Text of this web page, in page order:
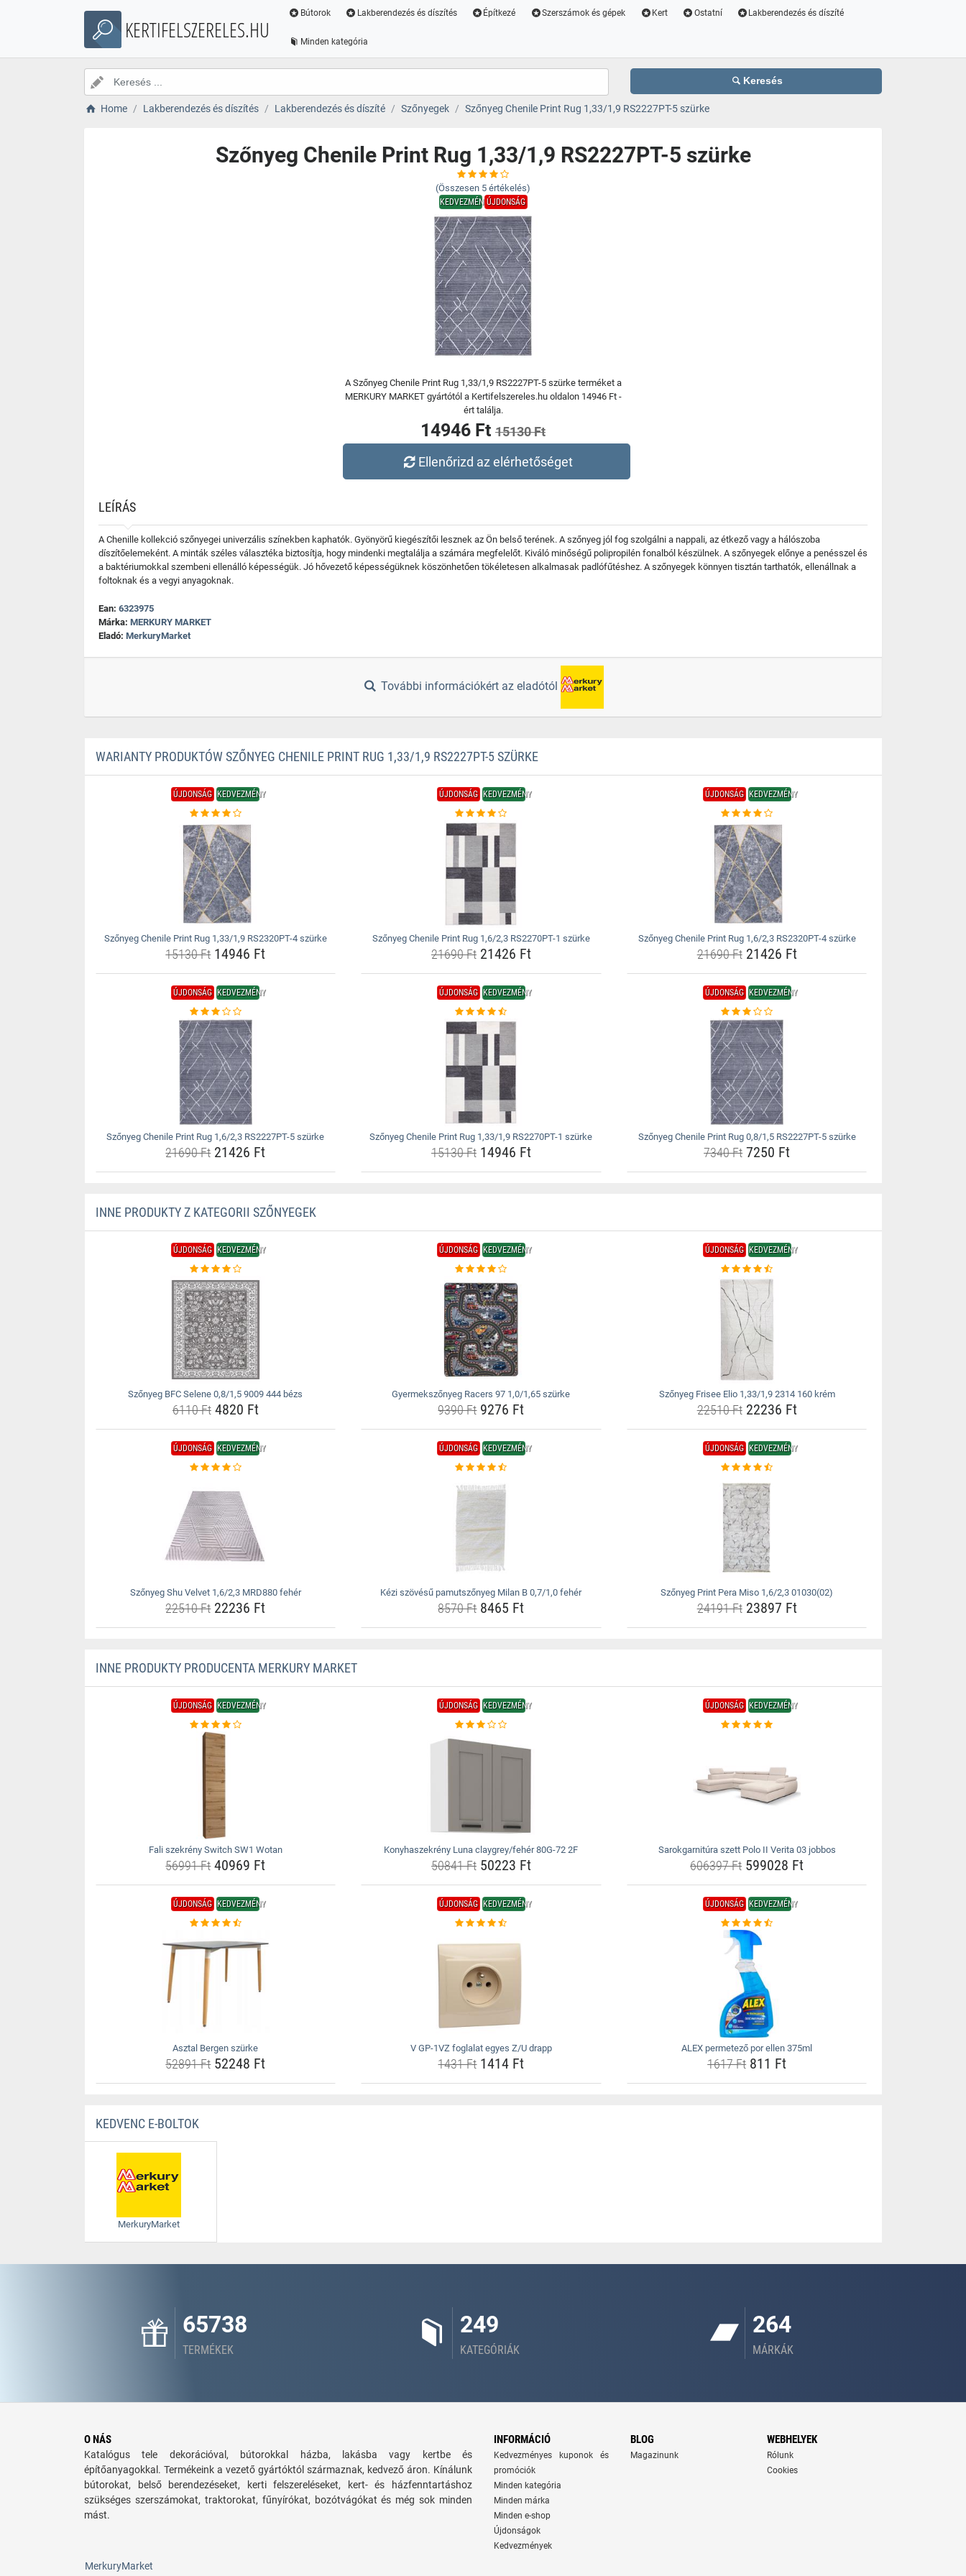
KERTIFELSZERELES.HU
Bútorok Lakberendezés és díszítés Építkezé Szerszámok és gépek Kert Ostatní Lakberendezés és díszíté
Minden kategória
Keresés
Home Lakberendezés és díszítés Lakberendezés és díszíté Szőnyegek Szőnyeg Chenile Print Rug 1,33/1,9 RS2227PT-5 szürke
Szőnyeg Chenile Print Rug 1,33/1,9 RS2227PT-5 szürke
(Összesen 5 értékelés)
KEDVEZMÉNYÚJDONSÁG
A Szőnyeg Chenile Print Rug 1,33/1,9 RS2227PT-5 szürke terméket a
MERKURY MARKET gyártótól a Kertifelszereles.hu oldalon 14946 Ft -
ért találja.
14946 Ft 15130 Ft
Ellenőrizd az elérhetőséget
LEÍRÁS
A Chenille kollekció szőnyegei univerzális színekben kaphatók. Gyönyörű kiegészítői lesznek az Ön belső terének. A szőnyeg jól fog szolgálni a nappali, az étkező vagy a hálószoba
díszítőelemeként. A minták széles választéka biztosítja, hogy mindenki megtalálja a számára megfelelőt. Kiváló minőségű polipropilén fonalból készülnek. A szőnyegek előnye a penésszel és
a baktériumokkal szembeni ellenálló képességük. Jó hővezető képességüknek köszönhetően tökéletesen alkalmasak padlófűtéshez. A szőnyegek könnyen tisztán tarthatók, ellenállnak a
foltoknak és a vegyi anyagoknak.
Ean: 6323975
Márka: MERKURY MARKET
Eladó: MerkuryMarket
További információkért az eladótól
WARIANTY PRODUKTÓW SZŐNYEG CHENILE PRINT RUG 1,33/1,9 RS2227PT-5 SZÜRKE
ÚJDONSÁG KEDVEZMÉNY
Szőnyeg Chenile Print Rug 1,33/1,9 RS2320PT-4 szürke
15130 Ft14946 Ft
ÚJDONSÁG KEDVEZMÉNY
Szőnyeg Chenile Print Rug 1,6/2,3 RS2270PT-1 szürke
21690 Ft21426 Ft
ÚJDONSÁG KEDVEZMÉNY
Szőnyeg Chenile Print Rug 1,6/2,3 RS2320PT-4 szürke
21690 Ft21426 Ft
ÚJDONSÁG KEDVEZMÉNY
Szőnyeg Chenile Print Rug 1,6/2,3 RS2227PT-5 szürke
21690 Ft21426 Ft
ÚJDONSÁG KEDVEZMÉNY
Szőnyeg Chenile Print Rug 1,33/1,9 RS2270PT-1 szürke
15130 Ft14946 Ft
ÚJDONSÁG KEDVEZMÉNY
Szőnyeg Chenile Print Rug 0,8/1,5 RS2227PT-5 szürke
7340 Ft 7250 Ft
INNE PRODUKTY Z KATEGORII SZŐNYEGEK
ÚJDONSÁG KEDVEZMÉNY
Szőnyeg BFC Selene 0,8/1,5 9009 444 bézs
6110 Ft4820 Ft
ÚJDONSÁG KEDVEZMÉNY
Gyermekszőnyeg Racers 97 1,0/1,65 szürke
9390 Ft9276 Ft
ÚJDONSÁG KEDVEZMÉNY
Szőnyeg Frisee Elio 1,33/1,9 2314 160 krém
22510 Ft22236 Ft
ÚJDONSÁG KEDVEZMÉNY
Szőnyeg Shu Velvet 1,6/2,3 MRD880 fehér
22510 Ft22236 Ft
ÚJDONSÁG KEDVEZMÉNY
Kézi szövésű pamutszőnyeg Milan B 0,7/1,0 fehér
8570 Ft8465 Ft
ÚJDONSÁG KEDVEZMÉNY
Szőnyeg Print Pera Miso 1,6/2,3 01030(02)
24191 Ft23897 Ft
INNE PRODUKTY PRODUCENTA MERKURY MARKET
ÚJDONSÁG KEDVEZMÉNY
Fali szekrény Switch SW1 Wotan
56991 Ft40969 Ft
ÚJDONSÁG KEDVEZMÉNY
Konyhaszekrény Luna claygrey/fehér 80G-72 2F
50841 Ft50223 Ft
ÚJDONSÁG KEDVEZMÉNY
Sarokgarnitúra szett Polo II Verita 03 jobbos
606397 Ft 599028 Ft
ÚJDONSÁG KEDVEZMÉNY
Asztal Bergen szürke
52891 Ft52248 Ft
ÚJDONSÁG KEDVEZMÉNY
V GP-1VZ foglalat egyes Z/U drapp
1431 Ft1414 Ft
ÚJDONSÁG KEDVEZMÉNY
ALEX permetező por ellen 375ml
1617 Ft 811 Ft
KEDVENC E-BOLTOK
MerkuryMarket
65738
TERMÉKEK
249
KATEGÓRIÁK
264
MÁRKÁK
O NÁS
Katalógus tele dekorációval, bútorokkal házba, lakásba vagy kertbe és
építőanyagokkal. Termékeink a vezető gyártóktól származnak, kedvező áron. Kínálunk
bútorokat, belső berendezéseket, kerti felszereléseket, kert- és házfenntartáshoz
szükséges szerszámokat, traktorokat, fűnyírókat, bozótvágókat és még sok minden
mást.
INFORMÁCIÓ
Kedvezményes kuponok és
promóciók
Minden kategória
Minden márka
Minden e-shop
Újdonságok
Kedvezmények
BLOG
Magazinunk
WEBHELYEK
Rólunk
Cookies
MerkuryMarket